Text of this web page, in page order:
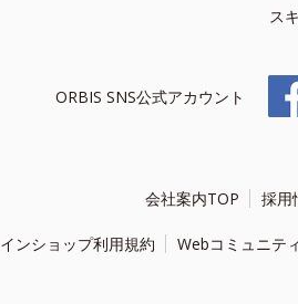
ス
ORBIS SNS公式アカウント
会社案内TOP 採用
ンショップ利用規約 Webコミュニテ